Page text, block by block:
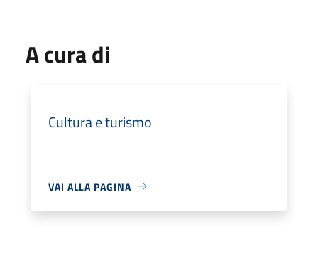
A cura di
Cultura e turismo
VAI ALLA PAGINA